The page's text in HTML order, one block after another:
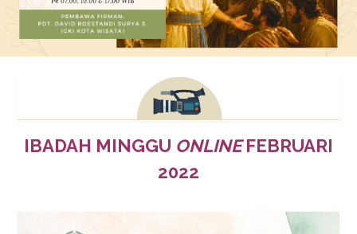
IBADAH MINGGU ONLINEFEBRUARI
2022